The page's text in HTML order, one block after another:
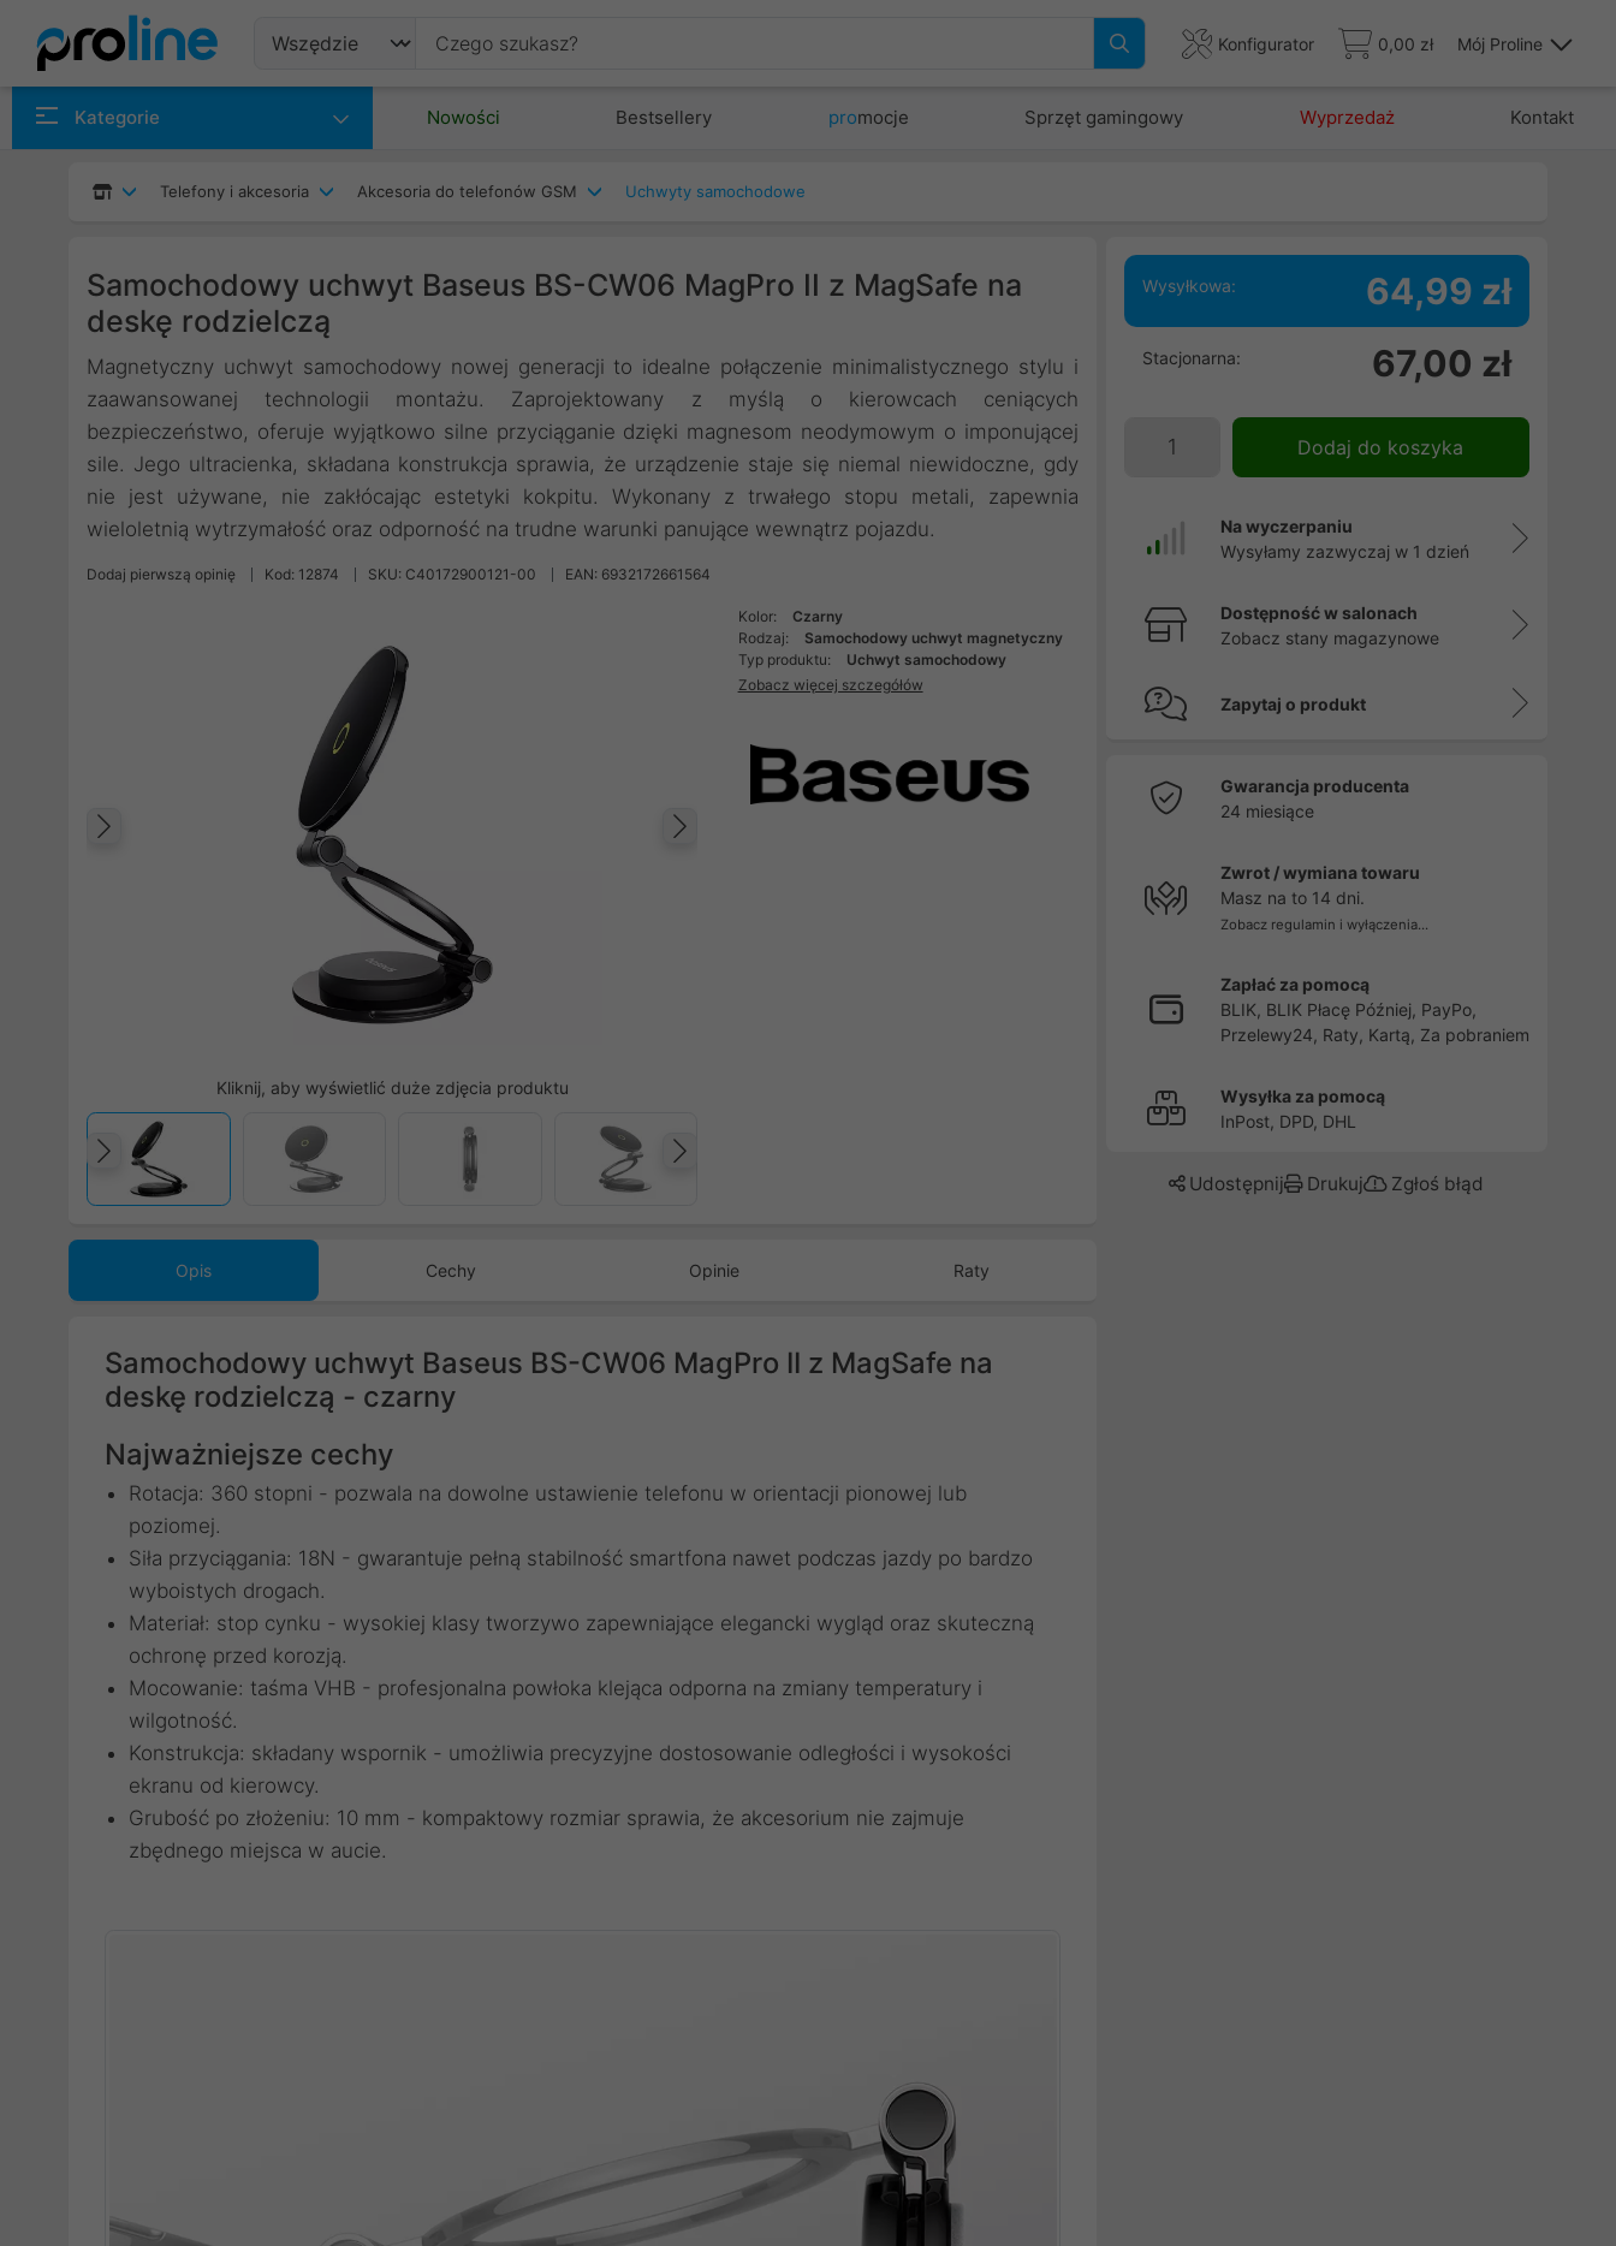
Konfigurator 0,00 zł Mój Proline
Kategorie Nowości Bestsellery promocje Sprzęt gamingowy Wyprzedaż Kontakt
Telefony i akcesoria Akcesoria do telefonów GSM Uchwyty samochodowe
Samochodowy uchwyt Baseus BS-CW06 MagPro II z MagSafe na
deskę rodzielczą
Magnetyczny uchwyt samochodowy nowej generacji to idealne połączenie minimalistycznego stylu i
zaawansowanej technologii montażu. Zaprojektowany z myślą o kierowcach ceniących
bezpieczeństwo, oferuje wyjątkowo silne przyciąganie dzięki magnesom neodymowym o imponującej
sile. Jego ultracienka, składana konstrukcja sprawia, że urządzenie staje się niemal niewidoczne, gdy
nie jest używane, nie zakłócając estetyki kokpitu. Wykonany z trwałego stopu metali, zapewnia
wieloletnią wytrzymałość oraz odporność na trudne warunki panujące wewnątrz pojazdu.
Dodaj pierwszą opinię Kod: 12874 SKU: C40172900121-00 EAN: 6932172661564
Kliknij, aby wyświetlić duże zdjęcia produktu
Poprzedni
Kolor:
Czarny
Rodzaj:
Samochodowy uchwyt magnetyczny
Typ produktu:
Uchwyt samochodowy
Zobacz więcej szczegółów
Opis Cechy Opinie Raty
Samochodowy uchwyt Baseus BS-CW06 MagPro II z MagSafe na
deskę rodzielczą - czarny
Najważniejsze cechy
Rotacja: 360 stopni - pozwala na dowolne ustawienie telefonu w orientacji pionowej lub
poziomej.
Siła przyciągania: 18N - gwarantuje pełną stabilność smartfona nawet podczas jazdy po bardzo
wyboistych drogach.
Materiał: stop cynku - wysokiej klasy tworzywo zapewniające elegancki wygląd oraz skuteczną
ochronę przed korozją.
Mocowanie: taśma VHB - profesjonalna powłoka klejąca odporna na zmiany temperatury i
wilgotność.
Konstrukcja: składany wspornik - umożliwia precyzyjne dostosowanie odległości i wysokości
ekranu od kierowcy.
Grubość po złożeniu: 10 mm - kompaktowy rozmiar sprawia, że akcesorium nie zajmuje
zbędnego miejsca w aucie.
Wysyłkowa: 64,99 zł
Stacjonarna: 67,00 zł
Dodaj do koszyka
Na wyczerpaniu
Wysyłamy zazwyczaj w 1 dzień
Dostępność w salonach
Zobacz stany magazynowe
Zapytaj o produkt
Gwarancja producenta
24 miesiące
Zwrot / wymiana towaru
Masz na to 14 dni.
Zobacz regulamin i wyłączenia...
Zapłać za pomocą
BLIK, BLIK Płacę Później, PayPo,
Przelewy24, Raty, Kartą, Za pobraniem
Wysyłka za pomocą
InPost, DPD, DHL
Udostępnij Drukuj Zgłoś błąd